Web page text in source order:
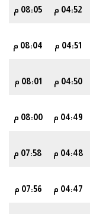
04:52 م 08:05 م
04:51 م 08:04 م
04:50 م 08:01 م
04:49 م 08:00 م
04:48 م 07:58 م
04:47 م 07:56 م